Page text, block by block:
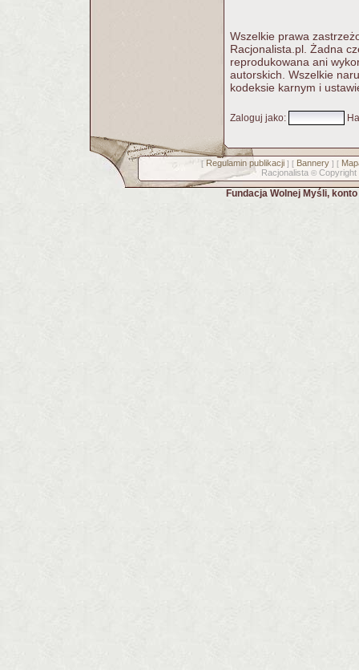
Wszelkie prawa
Racjonalista.pl. Żadna
reprodukowana ani
autorskich. Wszelkie
kodeksie karnym i
Zaloguj jako:
[ Regulamin publikacji] [ Bannery] [
Racjonalista © Copyright
Fundacja Wolnej Myśli,